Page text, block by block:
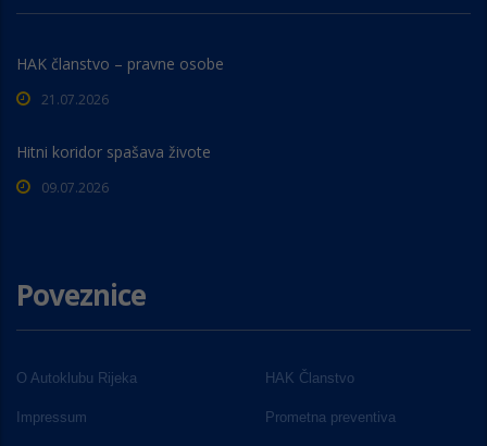
HAK članstvo – pravne osobe
21.07.2026
Hitni koridor spašava živote
09.07.2026
Poveznice
O Autoklubu Rijeka HAK Članstvo
Impressum Prometna preventiva